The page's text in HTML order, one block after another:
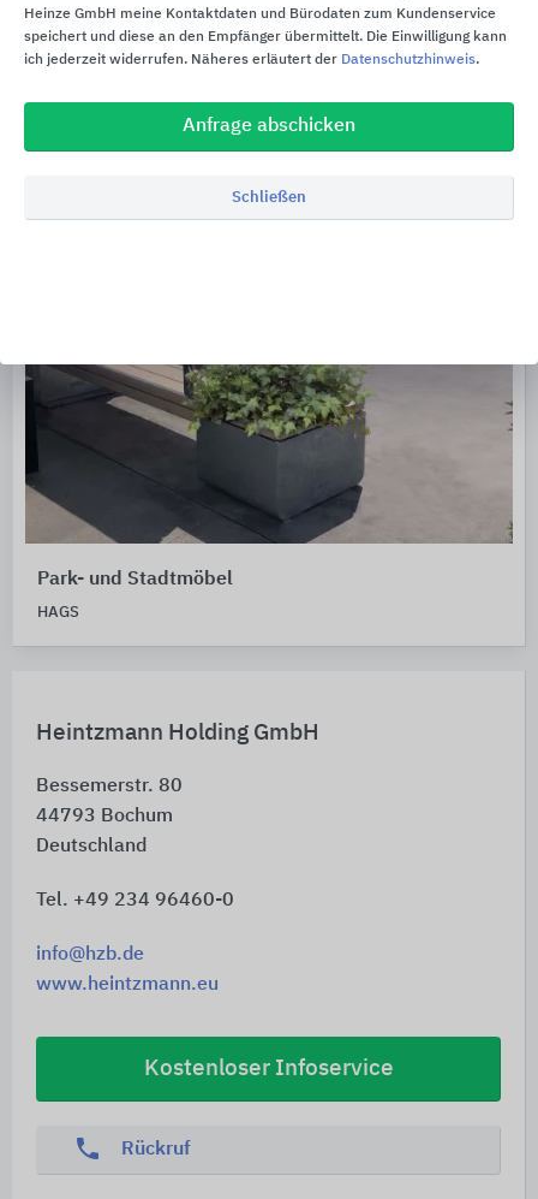
Heintzmann Holding GmbH
Bessemerstr. 80
44793 Bochum
Deutschland
Tel. +49 234 96460-0
info@hzb.de
www.heintzmann.eu
Kostenloser Infoservice
phone Rückruf
Park- und Stadtmöbel
HAGS
Heinze GmbH meine Kontaktdaten und Bürodaten zum Kundenservice
speichert und diese an den Empfänger übermittelt. Die Einwilligung kann
ich jederzeit widerrufen. Näheres erläutert der Datenschutzhinweis.
Anfrage abschicken
Schließen